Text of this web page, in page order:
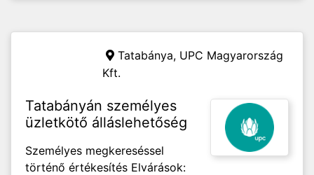
Tatabánya, UPC Magyarország
Kft.
Tatabányán személyes
üzletkötő álláslehetőség
Személyes megkereséssel
történő értékesítés Elvárások: